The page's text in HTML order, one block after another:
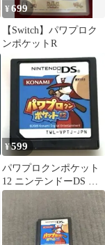
¥699
【Switch】パワプロク
ンポケットR
¥599
パワプロクンポケット
12 ニンテンドーDS ソ
フト